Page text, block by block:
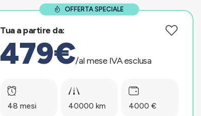
OFFERTA SPECIALE
Tua a partire da:
479€/al mese IVA esclusa
48 mesi 40000 km 4000 €